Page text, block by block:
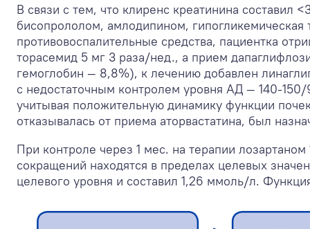
В связи с тем, что клиренс креатинина составил
бисопрололом, амлодипином,
противовоспалительные средства, пациентка
торасемид 5 мг 3 раза/нед., а прием
гемоглобин — 8,8%), к лечению добавлен
с недостаточным контролем уровня АД — 140-
учитывая положительную динамику функции
отказывалась от приема аторвастатина, был
При контроле через 1 мес. на терапии
сокращений находятся в пределах целевых
целевого уровня и составил 1,26 ммоль/л.